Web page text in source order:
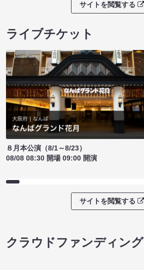
サイトを閲覧する
ライブチケット
８月本公演（8/1～8/23）
08/08 08:30 開場 09:00 開演
サイトを閲覧する
クラウドファンディング